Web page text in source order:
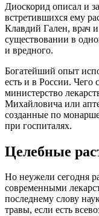
Диоскорид описал и
встретившихся ему
Клавдий Гален, врач и
существовании в
и вредного.
Богатейший опыт
есть и в России. Чего
министерство
Михайловича или
созданные по
при госпиталях.
Целебные
Но неужели сегодня
современными
последнему слову
травы, если есть